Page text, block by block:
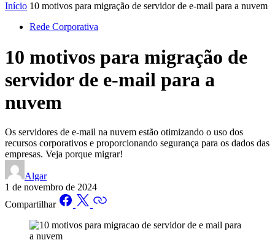
Início 10 motivos para migração de servidor de e-mail para a nuvem
Rede Corporativa
10 motivos para migração de
servidor de e-mail para a
nuvem
Os servidores de e-mail na nuvem estão otimizando o uso dos
recursos corporativos e proporcionando segurança para os dados das
empresas. Veja porque migrar!
Algar
1 de novembro de 2024
Compartilhar